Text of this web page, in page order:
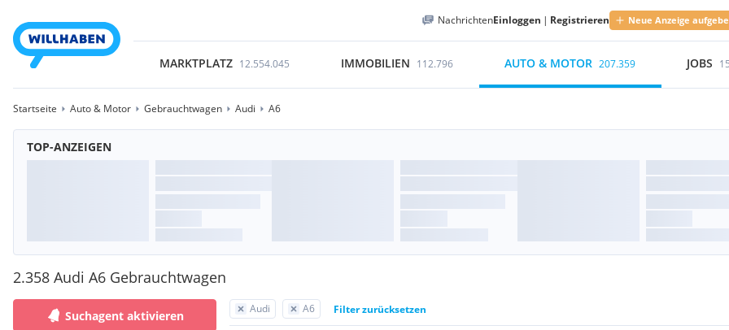
NachrichtenEinloggen | Registrieren Neue Anzeige
MARKTPLATZ 12.554.045 IMMOBILIEN 112.796 AUTO & MOTOR 207.359 JOBS
Startseite Auto & Motor Gebrauchtwagen Audi A6
TOP-ANZEIGEN
2.358 Audi A6 Gebrauchtwagen
Audi A6 Filter zurücksetzen
Suchagent aktivieren